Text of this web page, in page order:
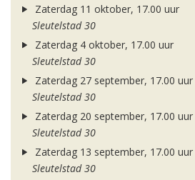
Zaterdag 11 oktober, 17.00 uur
Sleutelstad 30
Zaterdag 4 oktober, 17.00 uur
Sleutelstad 30
Zaterdag 27 september, 17.00 uur
Sleutelstad 30
Zaterdag 20 september, 17.00 uur
Sleutelstad 30
Zaterdag 13 september, 17.00 uur
Sleutelstad 30